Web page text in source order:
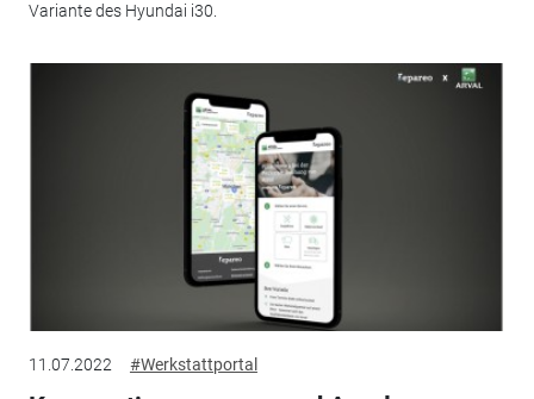
Variante des Hyundai i30.
11.07.2022 #Werkstattportal